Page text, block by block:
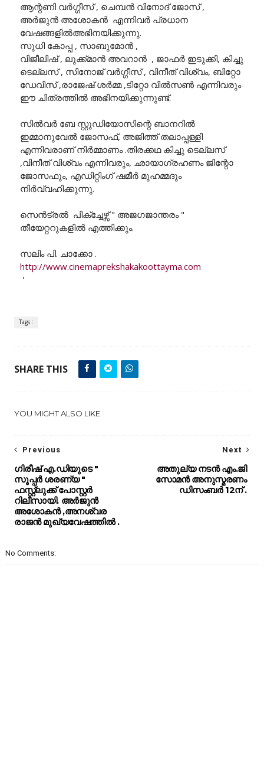
ആന്റണി വർഗ്ഗീസ് , ചെമ്പൻ വിനോദ് ജോസ് ,
അർജുൻ അശോകൻ എന്നിവർ പ്രധാന
വേഷങ്ങളിൽഅഭിനയിക്കുന്നു.
സുധി കോപ്പ , സാബുമോൻ ,
വിജീലിഷ് , ലുക്ക്മാൻ അവറാൻ , ജാഫർ ഇടുക്കി, കിച്ചു
ടെല്ലസ് , സിനോജ് വർഗ്ഗീസ് , വിനീത് വിശ്വം, ബിറ്റോ
ഡേവിസ് ,രാജേഷ് ശർമ്മ ,ടിറ്റോ വിൽസൺ എന്നിവരും
ഈ ചിത്രത്തിൽ അഭിനയിക്കുന്നുണ്ട്.
സിൽവർ ബേ സ്റ്റുഡിയോസിന്റെ ബാനറിൽ
ഇമ്മാനുവേൽ ജോസഫ്, അജിത്ത് തലാപ്പള്ളി
എന്നിവരാണ് നിർമ്മാണം .തിരക്കഥ കിച്ചു ടെല്ലസ്
,വിനീത് വിശ്വം എന്നിവരും, ഛായാഗ്രഹണം ജിന്റോ
ജോസഫും, എഡിറ്റിംഗ് ഷമീർ മുഹമ്മദും
നിർവ്വഹിക്കുന്നു.
സെൻട്രൽ പിക്ച്ചേഴ്സ് " അജഗജാന്തരം "
തീയേറ്ററുകളിൽ എത്തിക്കും.
സലിം പി. ചാക്കോ .
http://www.cinemaprekshakakoottayma.com
'
Tags :
SHARE THIS
YOU MIGHT ALSO LIKE
Next
അതുല്യ നടൻ എം.ജി
സോമൻ അനുസ്മരണം
ഡിസംബർ 12ന് .
Previous
ഗിരീഷ് എ.ഡിയുടെ "
സൂപ്പർ ശരണ്യ "
ഫസ്റ്റ്ലുക്ക് പോസ്റ്റർ
റിലീസായി. അർജുൻ
അശോകൻ ,അനശ്വര
രാജൻ മുഖ്യവേഷത്തിൽ .
No Comments: